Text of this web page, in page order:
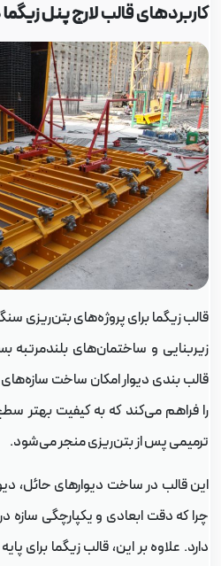
قالبلارج پنل زیگما
زیگما برای پروژه‌های بتن‌ریزی سنگین
و ساختمان‌های بلندمرتبه
بندی دیوار امکان ساخت سازه‌های
فراهم می‌کند که به کیفیت بهتر سطح
پس از بتن‌ریزی منجر می‌شود.
قالب در ساخت دیوارهای حائل،
که دقت ابعادی و یکپارچگی سازه در
علاوه بر این، قالب زیگما برای